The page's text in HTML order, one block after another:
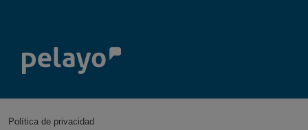
Política de privacidad